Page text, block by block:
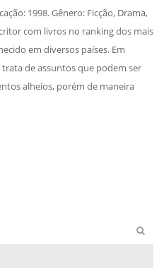
1998. Gênero: Ficção, Drama,
com livros no ranking dos mais
em diversos países. Em
de assuntos que podem ser
alheios, porém de maneira